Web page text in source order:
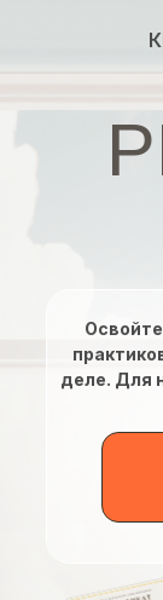
деле. Для